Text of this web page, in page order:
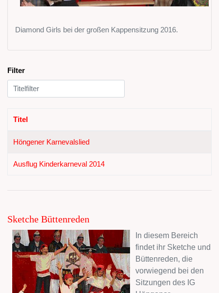
Diamond Girls bei der großen Kappensitzung 2016.
Filter
Titelfilter
Titel
Höngener Karnevalslied
Ausflug Kinderkarneval 2014
Sketche Büttenreden
In diesem Bereich
findet ihr Sketche und
Büttenreden, die
vorwiegend bei den
Sitzungen des IG